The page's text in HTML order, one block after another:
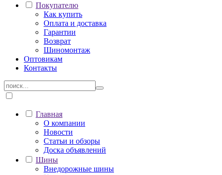
Покупателю
Как купить
Оплата и доставка
Гарантии
Возврат
Шиномонтаж
Оптовикам
Контакты
Главная
О компании
Новости
Статьи и обзоры
Доска объявлений
Шины
Внедорожные шины